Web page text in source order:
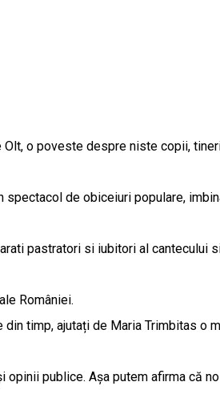
o poveste despre niste copii,
de obiceiuri populare,
pastratori si iubitori al cantecului
României.
timp, ajutați de Maria Trimbitas o
publice. Așa putem afirma că